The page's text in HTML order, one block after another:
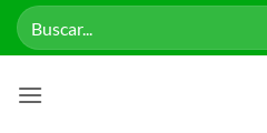
Saltar
Buscar
por: